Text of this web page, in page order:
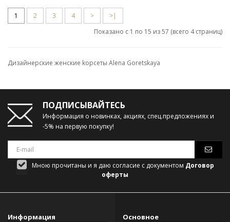
1 2 3 4 >
>|
Показано с 1 по 15 из 57 (всего 4 страниц)
Дизайнерские женские kорсеты Alena Goretskaya
ПОДПИСЫВАЙТЕСЬ
Информация о новинках, акциях, спец.предложениях и
-5% на первую покупку!
Мною прочитаны и я даю согласие с документом Договор
оферты
Информация Основное